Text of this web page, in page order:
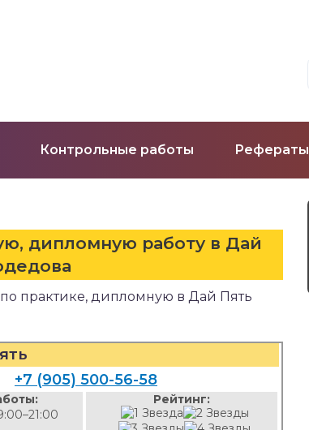
Контрольные работы Рефераты
дипломную работу в Дай
практике, дипломную в Дай Пять
+7 (905) 500-56-58
Рейтинг: